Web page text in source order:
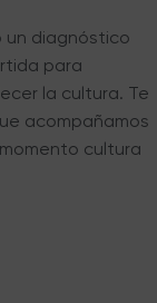
un diagnóstico
para
la cultura. Te
acompañamos
cultura